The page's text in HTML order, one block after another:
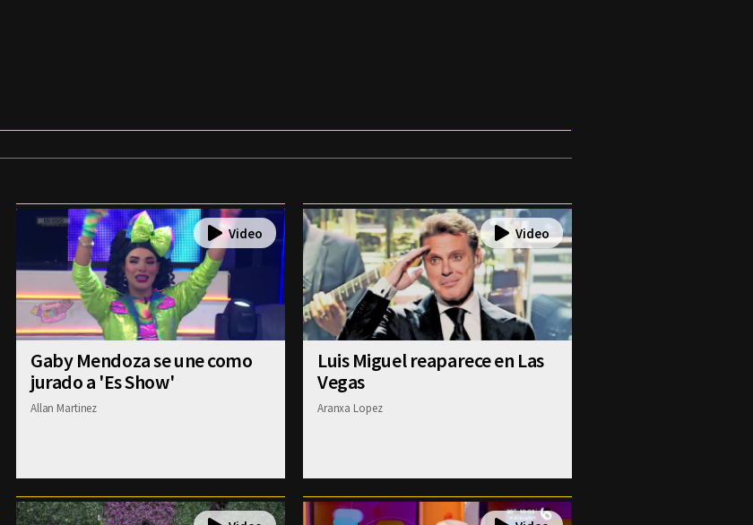
Gaby Mendoza se une como
jurado a 'Es Show'
Allan Martinez
Luis Miguel reaparece en Las
Vegas
Aranxa Lopez